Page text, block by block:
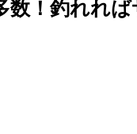
数！釣れれ